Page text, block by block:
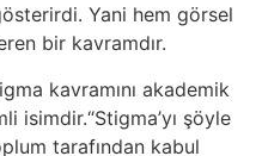
Yani hem görsel
bir kavramdır.
kavramını akademik
isimdir.“Stigma’yı şöyle
tarafından kabul